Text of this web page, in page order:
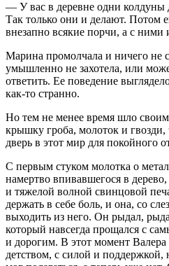
— У вас в деревне одни колдуны
Так только они и делают. Потом
внезапно всякие порчи, а с ними
Марина промолчала и ничего не
умышленно не захотела, или
ответить. Ее поведение
как-то странно.
Но тем не менее время шло
крышку гроба, молоток и гвозди,
дверь в этот мир для покойного
С первым стуком молотка о
намертво впивавшегося в
и тяжелой волной свинцовой
держать в себе боль, и она, со
выходить из него. Он рыдал,
который навсегда прощался с
и дорогим. В этот момент Валера
детством, с силой и